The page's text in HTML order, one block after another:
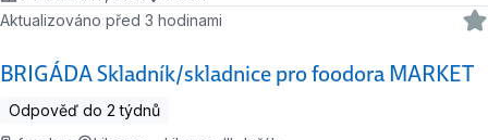
BRIGÁDA Skladník/skladnice pro foodora MARKET
Aktualizováno před 3 hodinami
Odpověď do 2 týdnů